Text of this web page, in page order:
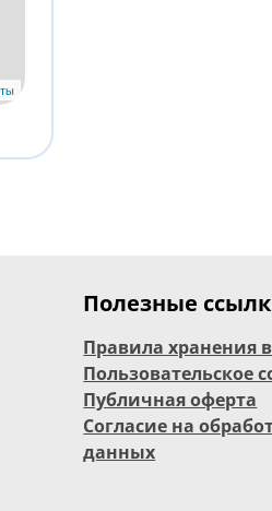
Полезные
Правила хранения
Пользовательское
Публичная оферта
Согласие на
данных